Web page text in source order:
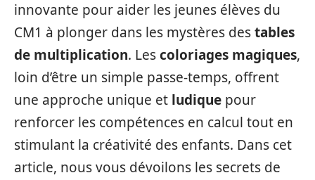
innovante pour aider les jeunes élèves du
CM1 à plonger dans les mystères destables
de multiplication. Lescoloriages magiques,
loin d’être un simple passe-temps, offrent
une approche unique et ludique pour
renforcer les compétences en calcul tout en
stimulant la créativité des enfants. Dans cet
article, nous vous dévoilons les secrets de